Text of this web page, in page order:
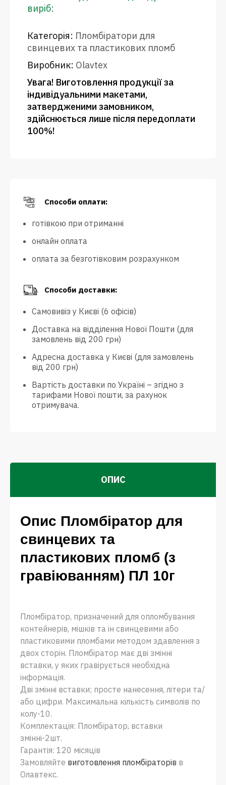
виріб:
Категорія: Пломбіратори для
свинцевих та пластикових пломб
Виробник: Olavtex
Увага! Виготовлення продукції за
індивідуальними макетами,
затвердженими замовником,
здійснюється лише після передоплати
100%!
Способи оплати:
готівкою при отриманні
онлайн оплата
оплата за безготівковим розрахунком
Способи доставки:
Самовивіз у Києві (6 офісів)
Доставка на відділення Нової Пошти (для
замовлень від 200 грн)
Адресна доставка у Києві (для замовлень
від 200 грн)
Вартість доставки по Україні – згідно з
тарифами Нової пошти, за рахунок
отримувача.
ОПИС
Опис Пломбіратор для
свинцевих та
пластикових пломб (з
гравіюванням) ПЛ 10г
Пломбіратор, призначений для опломбування
контейнерів, мішків та ін свинцевими або
пластиковими пломбами методом здавлення з
двох сторін. Пломбіратор має дві змінні
вставки, у яких гравірується необхідна
інформація.
Дві змінні вставки; просте нанесення, літери та/
або цифри. Максимальна кількість символів по
колу-10.
Комплектація: Пломбіратор, вставки
змінні-2шт.
Гарантія: 120 місяців
Замовляйте виготовлення пломбіраторів в
Олавтекс.